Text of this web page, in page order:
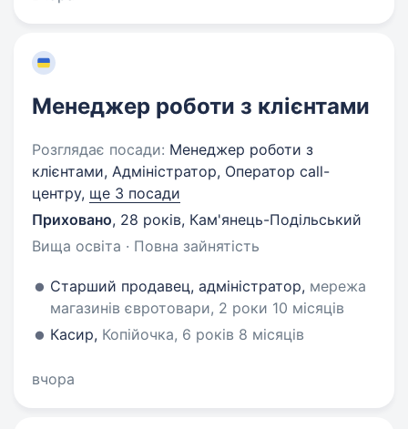
Менеджер роботи з клієнтами
Розглядає посади: Менеджер роботи з
клієнтами, Адміністратор, Оператор call-
центру, ще 3 посади
Приховано, 28 років, Кам'янець-Подільський
Вища освіта · Повна зайнятість
Старший продавец, адміністратор, мережа
магазинів євротовари, 2 роки 10 місяців
Касир, Копійочка, 6 років 8 місяців
вчора